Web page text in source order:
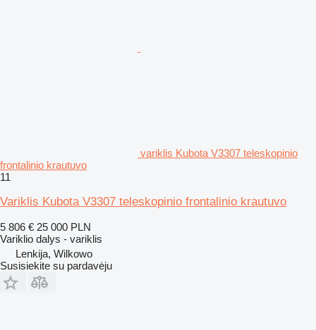
variklis Kubota V3307 teleskopinio
frontalinio krautuvo
11
Variklis Kubota V3307 teleskopinio frontalinio krautuvo
5 806 € 25 000 PLN
Variklio dalys - variklis
Lenkija, Wilkowo
Susisiekite su pardavėju